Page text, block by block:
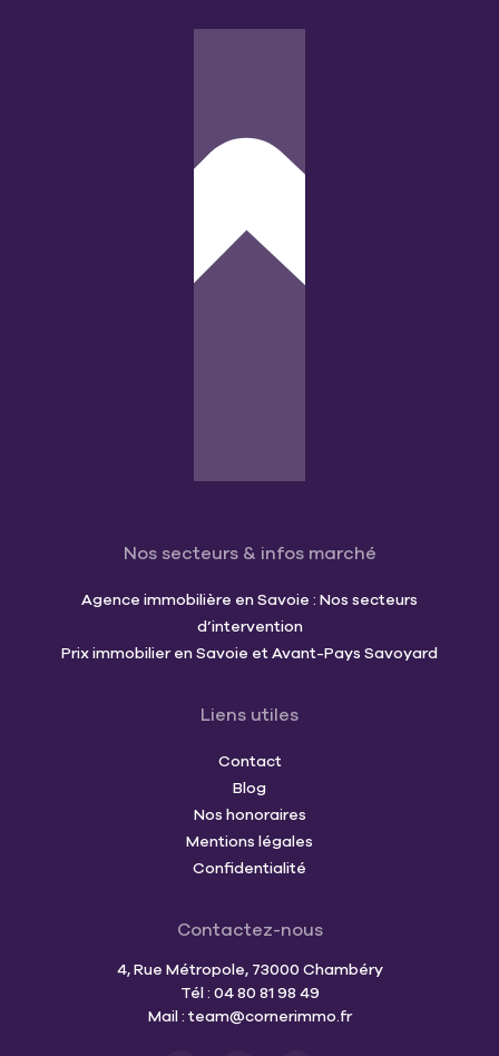
Nos secteurs & infos marché
Agence immobilière en Savoie : Nos secteurs
d’intervention
Prix immobilier en Savoie et Avant-Pays Savoyard
Liens utiles
Contact
Blog
Nos honoraires
Mentions légales
Confidentialité
Contactez-nous
4, Rue Métropole, 73000 Chambéry
Tél : 04 80 81 98 49
Mail : team@cornerimmo.fr